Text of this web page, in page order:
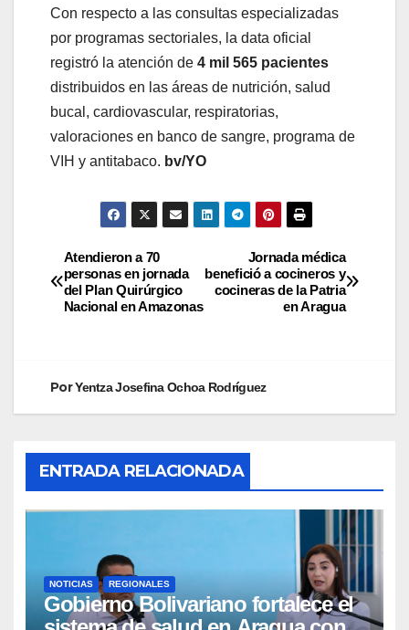
Con respecto a las consultas especializadas
por programas sectoriales, la data oficial
registró la atención de 4 mil 565 pacientes
distribuidos en las áreas de nutrición, salud
bucal, cardiovascular, respiratorias,
valoraciones en banco de sangre, programa de
VIH y antitabaco. bv/YO
Jornada médica
benefició a cocineros y
cocineras de la Patria
en Aragua
Atendieron a 70
personas en jornada
del Plan Quirúrgico
Nacional en Amazonas
PorYentza Josefina Ochoa Rodríguez
ENTRADA RELACIONADA
NOTICIAS REGIONALES
Gobierno Bolivariano fortalece el